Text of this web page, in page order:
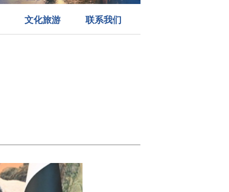
文化旅游 联系我们